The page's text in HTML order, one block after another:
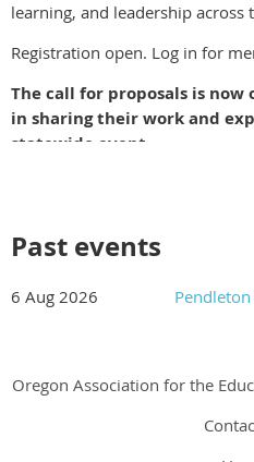
learning, and leadership
Registration open. Log in for
The call for proposals is
in sharing their work and
statewide event.
Past events
6 Aug 2026
Oregon Association for the